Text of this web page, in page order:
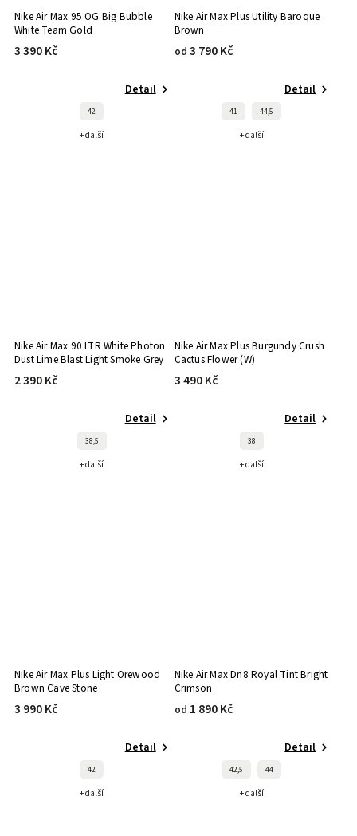
Nike Air Max 95 OG Big Bubble
White Team Gold
3 390 Kč
Detail
42
+ další
Nike Air Max Plus Utility Baroque
Brown
od 3 790 Kč
Detail
41 44,5
+ další
Nike Air Max 90 LTR White Photon
Dust Lime Blast Light Smoke Grey
2 390 Kč
Detail
38,5
+ další
Nike Air Max Plus Burgundy Crush
Cactus Flower (W)
3 490 Kč
Detail
38
+ další
Nike Air Max Plus Light Orewood
Brown Cave Stone
3 990 Kč
Detail
42
+ další
Nike Air Max Dn8 Royal Tint Bright
Crimson
od 1 890 Kč
Detail
42,5 44
+ další